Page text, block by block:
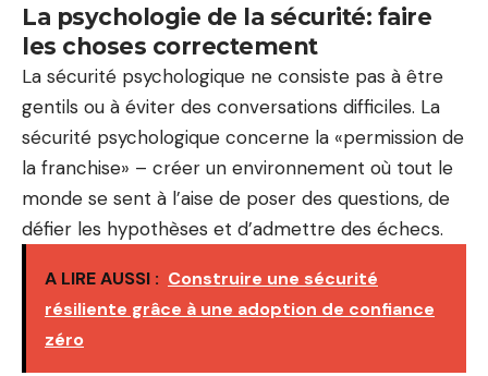
La psychologie de la sécurité: faire
les choses correctement
La sécurité psychologique ne consiste pas à être
gentils ou à éviter des conversations difficiles. La
sécurité psychologique concerne la «permission de
la franchise» – créer un environnement où tout le
monde se sent à l’aise de poser des questions, de
défier les hypothèses et d’admettre des échecs.
A LIRE AUSSI : Construire une sécurité
résiliente grâce à une adoption de confiance
zéro